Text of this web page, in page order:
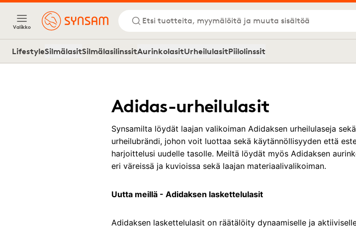
Valikko
Etsi tuotteita, myymälöitä ja muuta sisältöä
LifestyleSilmälasitSilmälasilinssitAurinkolasitUrheilulasitPiilolinssit
Adidas-urheilulasit
Synsamilta löydät laajan valikoiman Adidaksen urheilulaseja
urheilubrändi, johon voit luottaa sekä käytännöllisyyden että
harjoittelusi uudelle tasolle. Meiltä löydät myös Adidaksen
eri väreissä ja kuvioissa sekä laajan materiaalivalikoiman.
Uutta meillä - Adidaksen laskettelulasit
Adidaksen laskettelulasit on räätälöity dynaamiselle ja